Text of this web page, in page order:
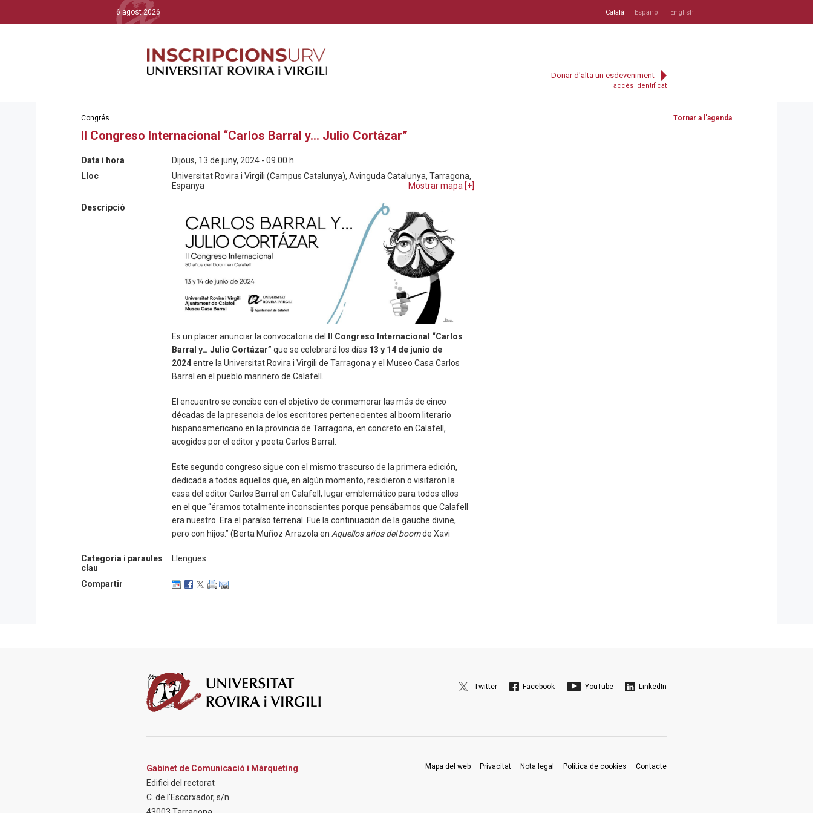
6 agost 2026 Català Español English
Donar d'alta un esdeveniment
accés identificat
Congrés Tornar a l'agenda
II Congreso Internacional “Carlos Barral y… Julio Cortázar”
Data i hora
Dijous, 13 de juny, 2024 - 09.00 h
Lloc
Universitat Rovira i Virgili (Campus Catalunya), Avinguda Catalunya, Tarragona,
Espanya
Mostrar mapa [+]
Descripció
Es un placer anunciar la convocatoria del
II Congreso Internacional “Carlos
Barral y… Julio Cortázar” que se celebrará los días 13 y 14 de junio de
2024entre la Universitat Rovira i Virgili de Tarragona y el Museo Casa Carlos
Barral en el pueblo marinero de Calafell.
El encuentro se concibe con el objetivo de conmemorar las más de cinco
décadas de la presencia de los escritores pertenecientes al boom literario
hispanoamericano en la provincia de Tarragona, en concreto en Calafell,
acogidos por el editor y poeta Carlos Barral.
Este segundo congreso sigue con el mismo trascurso de la primera edición,
dedicada a todos aquellos que, en algún momento, residieron o visitaron la
casa del editor Carlos Barral en Calafell, lugar emblemático para todos ellos
en el que “éramos totalmente inconscientes porque pensábamos que Calafell
era nuestro. Era el paraíso terrenal. Fue la continuación de la gauche divine,
pero con hijos.” (Berta Muñoz Arrazola en Aquellos años del boomde Xavi
Calafell se realizarán anualmente. Los escritores previstos para los congresos
segunda edición rendir homenaje al escritor JULIO CORTÁZAR, padre del
boom hispanoamericano, puesto que este año 2024 se celebra el doble
aniversario de su nacimiento (110 años) y su muerte (40 años).
Categoria i paraules
clau
Llengües
Compartir
Twitter Facebook YouTube LinkedIn
Gabinet de Comunicació i Màrqueting
Edifici del rectorat
C. de l'Escorxador, s/n
Mapa del web Privacitat Nota legal Política de cookies Contacte